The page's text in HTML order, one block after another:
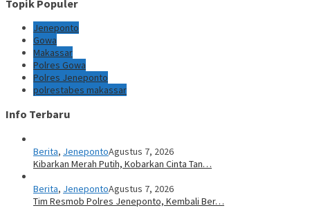
Topik Populer
Jeneponto
Gowa
Makassar
Polres Gowa
Polres Jeneponto
polrestabes makassar
Info Terbaru
Berita, JenepontoAgustus 7, 2026
Kibarkan Merah Putih, Kobarkan Cinta Tan…
Berita, JenepontoAgustus 7, 2026
Tim Resmob Polres Jeneponto, Kembali Ber…